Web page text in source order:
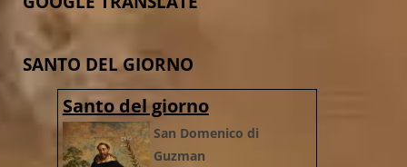
SANTO DEL GIORNO
Santo del giorno
San Domenico di
Guzman